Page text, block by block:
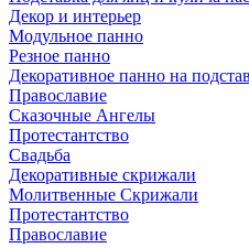
Декор и интерьер
Модульное панно
Резное панно
Декоративное панно на
Православие
Сказочные Ангелы
Протестантство
Свадьба
Декоративные скрижали
Молитвенные Скрижали
Протестантство
Православие